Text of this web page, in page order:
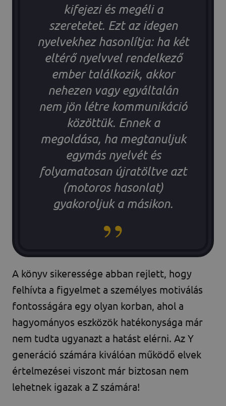
kifejezi és megéli a
szeretetet. Ezt az idegen
nyelvekhez hasonlítja: ha két
eltérő nyelvvel rendelkező
ember találkozik, akkor
nehezen vagy egyáltalán
nem jön létre kommunikáció
közöttük. Ennek a
megoldása, ha megtanuljuk
egymás nyelvét és
folyamatosan újratöltve azt
(motoros hasonlat)
gyakoroljuk a másikon.
A könyv sikeressége abban rejlett, hogy
felhívta a figyelmet a személyes motiválás
fontosságára egy olyan korban, ahol a
hagyományos eszközök hatékonysága már
nem tudta ugyanazt a hatást elérni. Az Y
generáció számára kiválóan működő elvek
értelmezései viszont már biztosan nem
lehetnek igazak a Z számára!